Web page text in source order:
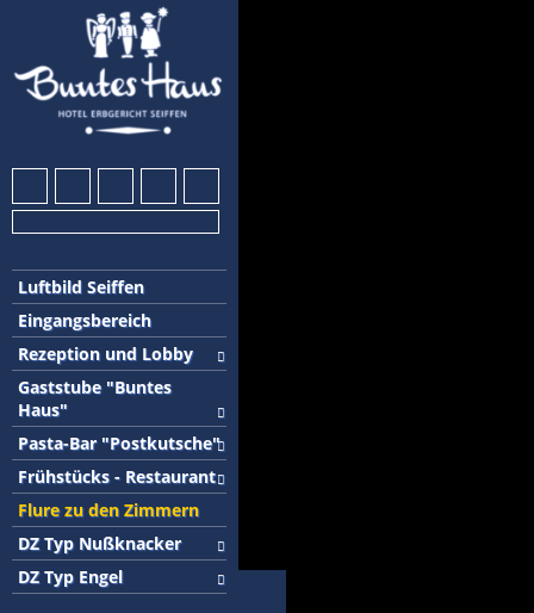
Luftbild Seiffen
Eingangsbereich
Rezeption und Lobby
Gaststube "Buntes
Haus"
Pasta-Bar "Postkutsche"
Frühstücks - Restaurant
Flure zu den Zimmern
DZ Typ Nußknacker
DZ Typ Engel